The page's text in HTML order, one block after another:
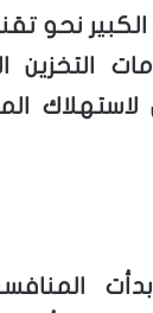
الكبير نحو
التخزين
لاستهلاك
2006، بدأت